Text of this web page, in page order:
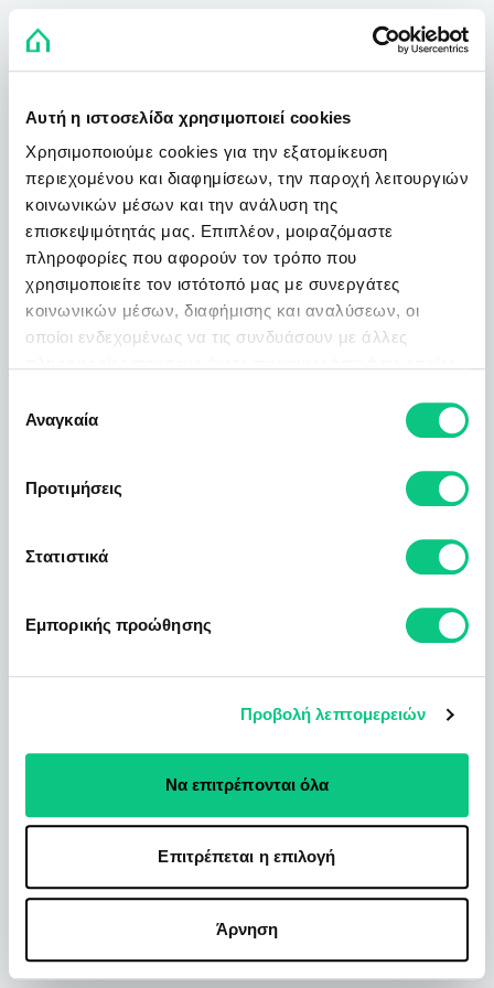
Αυτή η ιστοσελίδα χρησιμοποιεί cookies
Χρησιμοποιούμε cookies για την εξατομίκευση
περιεχομένου και διαφημίσεων, την παροχή λειτουργιών
κοινωνικών μέσων και την ανάλυση της
επισκεψιμότητάς μας. Επιπλέον, μοιραζόμαστε
πληροφορίες που αφορούν τον τρόπο που
χρησιμοποιείτε τον ιστότοπό μας με συνεργάτες
κοινωνικών μέσων, διαφήμισης και αναλύσεων, οι
οποίοι ενδεχομένως να τις συνδυάσουν με άλλες
των υπηρεσιών τους.
συγκατάθεσης
Αναγκαία
Προτιμήσεις
Στατιστικά
Εμπορικής προώθησης
Προβολή λεπτομερειών
Να επιτρέπονται όλα
Επιτρέπεται η επιλογή
Άρνηση